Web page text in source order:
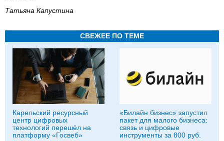
Татьяна Капустина
СВЕЖЕЕ ПО ТЕМЕ
Карельский ресурсный
центр цифровых
технологий перешёл на
платформу «Госвеб»
«Билайн бизнес» запустил
пакет для малого бизнеса:
связь и цифровые
инструменты за 800 руб.